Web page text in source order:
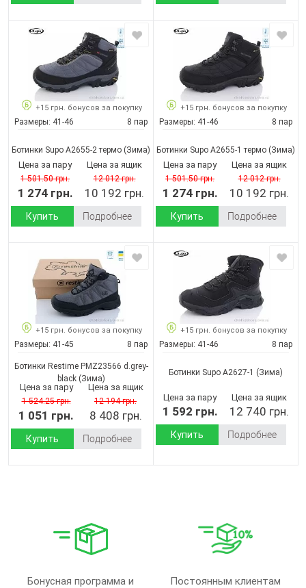
+15 грн. бонусов за покупку
Размеры: 41-46 8 пар
Ботинки Supo A2655-2 термо (Зима)
Цена за пару
1 501.50 грн.
1 274 грн.
Цена за ящик
12 012 грн.
10 192 грн.
Купить Подробнее
+15 грн. бонусов за покупку
Размеры: 41-46 8 пар
Ботинки Supo A2655-1 термо (Зима)
Цена за пару
1 501.50 грн.
1 274 грн.
Цена за ящик
12 012 грн.
10 192 грн.
Купить Подробнее
+15 грн. бонусов за покупку
Размеры: 41-45 8 пар
Ботинки Restime PMZ23566 d.grey-
black(Зима)
Цена за пару
1 524.25 грн.
1 051 грн.
Цена за ящик
12 194 грн.
8 408 грн.
Купить Подробнее
+15 грн. бонусов за покупку
Размеры: 41-46 8 пар
Ботинки Supo A2627-1 (Зима)
Цена за пару
1 592 грн.
Цена за ящик
12 740 грн.
Купить Подробнее
Бонусная программа и
Постоянным клиентам